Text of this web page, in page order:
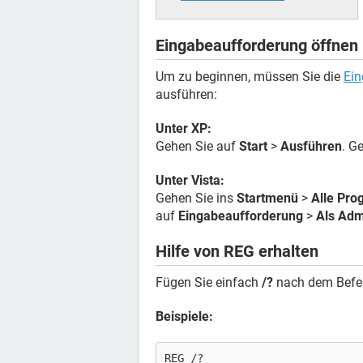
Eingabeaufforderung öffnen
Um zu beginnen, müssen Sie die
ausführen:
Unter XP:
Gehen Sie auf Start > Ausführen.
Unter Vista:
Gehen Sie ins Startmenü > Alle
auf Eingabeaufforderung > Als
Hilfe von REG erhalten
Fügen Sie einfach /? nach dem
Beispiele:
REG /?